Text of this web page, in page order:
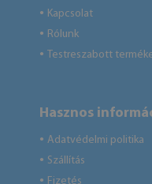
● Kapcsolat
● Rólunk
● Testreszabott
Hasznos
● Adatvédelmi politika
● Szállítás
● Fizetés